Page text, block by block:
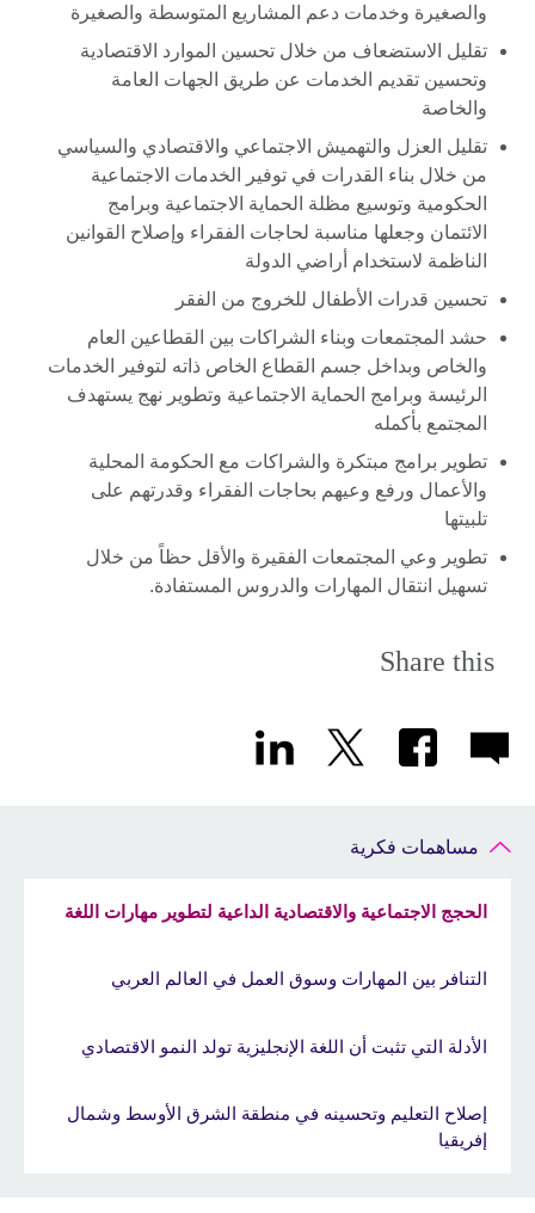
والصغيرة وخدمات دعم المشاريع المتوسطة والصغيرة
تقليل الاستضعاف من خلال تحسين الموارد الاقتصادية
وتحسين تقديم الخدمات عن طريق الجهات العامة
والخاصة
تقليل العزل والتهميش الاجتماعي والاقتصادي والسياسي
من خلال بناء القدرات في توفير الخدمات الاجتماعية
الحكومية وتوسيع مظلة الحماية الاجتماعية وبرامج
الائتمان وجعلها مناسبة لحاجات الفقراء وإصلاح القوانين
الناظمة لاستخدام أراضي الدولة
تحسين قدرات الأطفال للخروج من الفقر
حشد المجتمعات وبناء الشراكات بين القطاعين العام
والخاص وبداخل جسم القطاع الخاص ذاته لتوفير الخدمات
الرئيسة وبرامج الحماية الاجتماعية وتطوير نهج يستهدف
المجتمع بأكمله
تطوير برامج مبتكرة والشراكات مع الحكومة المحلية
والأعمال ورفع وعيهم بحاجات الفقراء وقدرتهم على
تلبيتها
تطوير وعي المجتمعات الفقيرة والأقل حظاً من خلال
تسهيل انتقال المهارات والدروس المستفادة.
Share this
مساهمات فكرية
الحجج الاجتماعية والاقتصادية الداعية لتطوير مهارات اللغة
التنافر بين المهارات وسوق العمل في العالم العربي
الأدلة التي تثبت أن اللغة الإنجليزية تولد النمو الاقتصادي
إصلاح التعليم وتحسينه في منطقة الشرق الأوسط وشمال
إفريقيا